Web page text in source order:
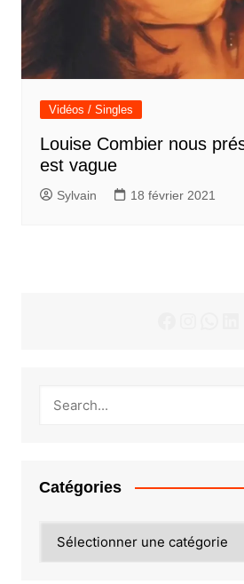
Vidéos / Singles
Louise Combier nous
est vague
Sylvain 18 février 2021
Catégories